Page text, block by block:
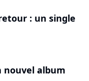
: un single
nouvel album